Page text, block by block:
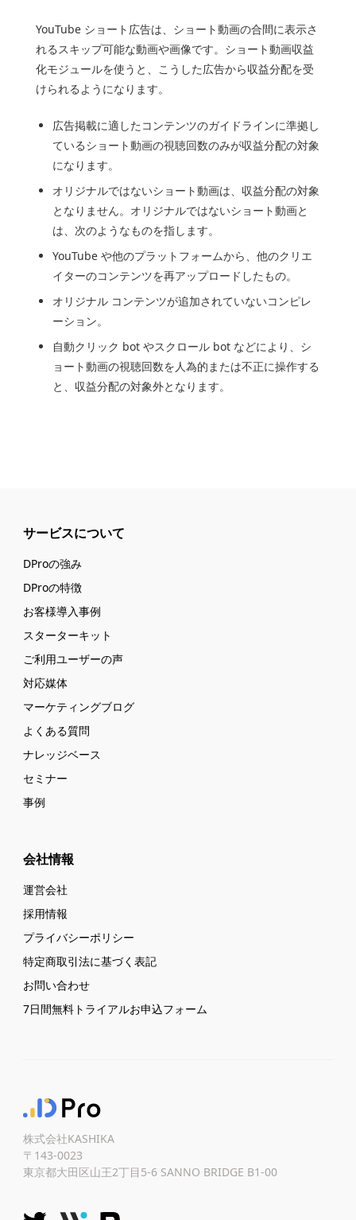
YouTube ショート広告は、ショート動画の合間に表示さ
れるスキップ可能な動画や画像です。ショート動画収益
化モジュールを使うと、こうした広告から収益分配を受
けられるようになります。
広告掲載に適したコンテンツのガイドラインに準拠し
ているショート動画の視聴回数のみが収益分配の対象
になります。
オリジナルではないショート動画は、収益分配の対象
となりません。オリジナルではないショート動画と
は、次のようなものを指します。
YouTube や他のプラットフォームから、他のクリエ
イターのコンテンツを再アップロードしたもの。
オリジナル コンテンツが追加されていないコンピレ
ーション。
自動クリック bot やスクロール bot などにより、シ
ョート動画の視聴回数を人為的または不正に操作する
と、収益分配の対象外となります。
サービスについて
DProの強み
DProの特徴
お客様導入事例
スターターキット
ご利用ユーザーの声
対応媒体
マーケティングブログ
よくある質問
ナレッジベース
セミナー
事例
会社情報
運営会社
採用情報
プライバシーポリシー
特定商取引法に基づく表記
お問い合わせ
7日間無料トライアルお申込フォーム
株式会社KASHIKA
〒143-0023
東京都大田区山王2丁目5-6 SANNO BRIDGE B1-00